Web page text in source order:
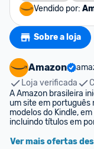
Vendido por:
Sobre a loja
Amazon
Loja verificada
A Amazon brasileira
um site em português
modelos do Kindle,
incluindo títulos em
Ver mais ofertas